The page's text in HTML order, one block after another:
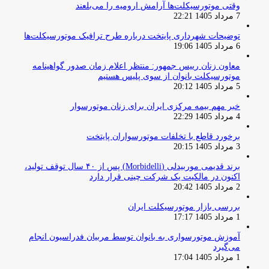
وقتی موتورسیکلت‌ها آرامش ارومیه را می‌بلعند
7 مرداد 1405 22:21
توضیحات شهرداری پایتخت درباره طرح ترافیک موتورسیکلت‌ها
6 مرداد 1405 19:06
معاون زنان رییس جمهور: منتظر اعلام زمان صدور گواهینامه
موتورسیکلت بانوان از سوی پلیس هستیم
5 مرداد 1405 20:12
خبر مهم بیمه مرکزی ایران برای زنان موتورسوار
4 مرداد 1405 22:29
برخورد قاطع با تخلفات موتورسواران پایتخت
3 مرداد 1405 20:15
برند قدیمی موربیدلی (Morbidelli) پس از ۴۰ سال توقف تولید،
اکنون در مالکیت یک شرکت چینی قرار دارد
2 مرداد 1405 20:42
بررسی بازار موتورسیکلت ایران
1 مرداد 1405 17:17
آموزش موتورسواری به بانوان توسط مربیان فدراسیون انجام
می‌گیرد
1 مرداد 1405 17:04